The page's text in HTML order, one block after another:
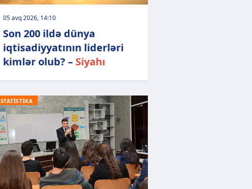
05 avq 2026, 14:10
Son 200 ildə dünya
iqtisadiyyatının liderləri
kimlər olub? – Siyahı
STATİSTİKA